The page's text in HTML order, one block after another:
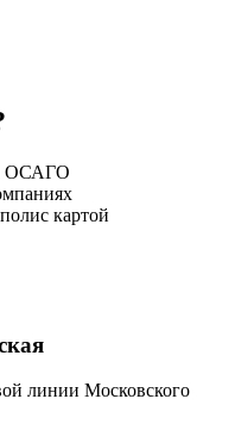
ОСАГО
картой
линии Московского